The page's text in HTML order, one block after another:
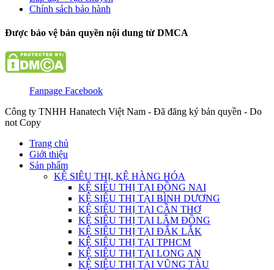
Chính sách bảo hành
Được bảo vệ bản quyền nội dung từ DMCA
Fanpage Facebook
Công ty TNHH Hanatech Việt Nam - Đã đăng ký bản quyền - Do
not Copy
Trang chủ
Giới thiệu
Sản phẩm
KỆ SIÊU THỊ, KỆ HÀNG HÓA
KỆ SIÊU THỊ TẠI ĐỒNG NAI
KỆ SIÊU THỊ TẠI BÌNH DƯƠNG
KỆ SIÊU THỊ TẠI CẦN THƠ
KỆ SIÊU THỊ TẠI LÂM ĐỒNG
KỆ SIÊU THỊ TẠI ĐẮK LẮK
KỆ SIÊU THỊ TẠI TPHCM
KỆ SIÊU THỊ TẠI LONG AN
KỆ SIÊU THỊ TẠI VŨNG TÀU